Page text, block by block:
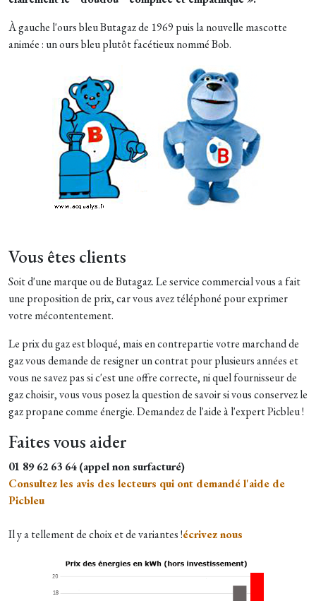
À gauche l'ours bleu Butagaz de 1969 puis la nouvelle mascotte
animée : un ours bleu plutôt facétieux nommé Bob.
Vous êtes clients
Soit d'une marque ou de Butagaz. Le service commercial vous a fait
une proposition de prix, car vous avez téléphoné pour exprimer
votre mécontentement.
Le prix du gaz est bloqué, mais en contrepartie votre marchand de
gaz vous demande de resigner un contrat pour plusieurs années et
vous ne savez pas si c'est une offre correcte, ni quel fournisseur de
gaz choisir, vous vous posez la question de savoir si vous conservez le
gaz propane comme énergie. Demandez de l'aide à l'expert Picbleu !
Faites vous aider
01 89 62 63 64 (appel non surfacturé)
Consultez les avis des lecteurs qui ont demandé l'aide de
Picbleu
Il y a tellement de choix et de variantes !écrivez nous